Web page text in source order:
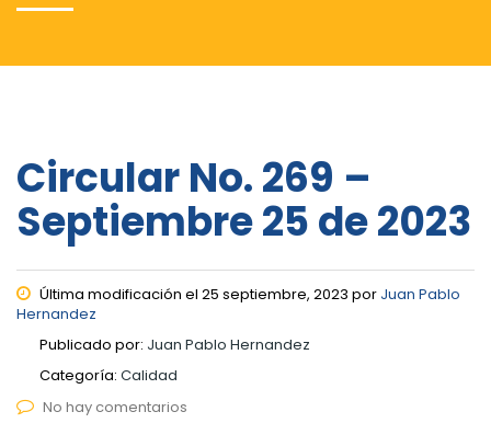
Circular No. 269 –
Septiembre 25 de 2023
Última modificación el 25 septiembre, 2023 por Juan Pablo
Hernandez
Publicado por: Juan Pablo Hernandez
Categoría: Calidad
No hay comentarios